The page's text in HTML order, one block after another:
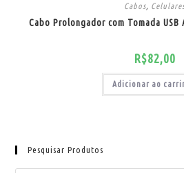
Cabos,
Cabo Prolongador com Tomada USB
R$82,00
Adicionar ao
Pesquisar Produtos